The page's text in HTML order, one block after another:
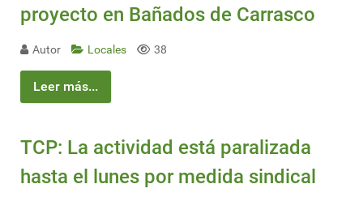
proyecto en Bañados de Carrasco
Autor Locales 38
Leer más...
TCP: La actividad está paralizada
hasta el lunes por medida sindical